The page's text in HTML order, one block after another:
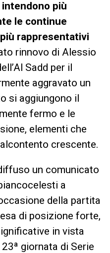
più
le continue
rappresentativi
rinnovo di Alessio
Sadd per il
aggravato un
si aggiungono il
fermo e le
elementi che
crescente.
un comunicato
a
della partita
di posizione forte,
in vista
giornata di Serie